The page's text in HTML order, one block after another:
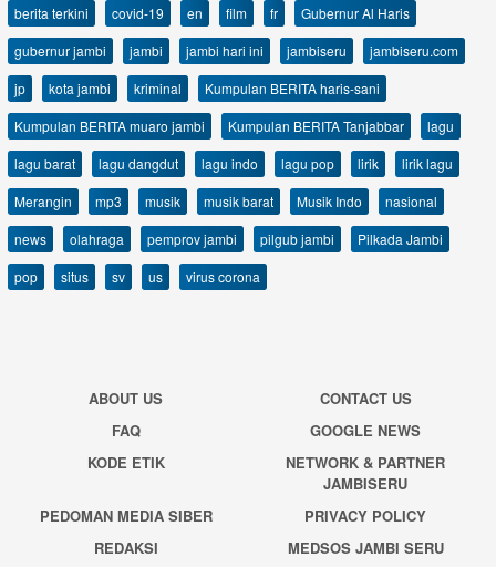
berita terkini
covid-19 en film fr
Gubernur Al Haris
gubernur jambi
jambi jambi hari ini jambiseru
jambiseru.com
jp
kota jambi kriminal
Kumpulan BERITA haris-sani
Kumpulan BERITA muaro jambi
Kumpulan BERITA Tanjabbar
lagu
lagu barat
lagu dangdut lagu indo lagu pop lirik
lirik lagu
Merangin
mp3 musik musik barat Musik Indo
nasional
news
olahraga pemprov jambi pilgub jambi
Pilkada Jambi
pop
situs sv us virus corona
ABOUT US
CONTACT US
FAQ
GOOGLE NEWS
KODE ETIK
NETWORK & PARTNER
JAMBISERU
PEDOMAN MEDIA SIBER
PRIVACY POLICY
REDAKSI
MEDSOS JAMBI SERU